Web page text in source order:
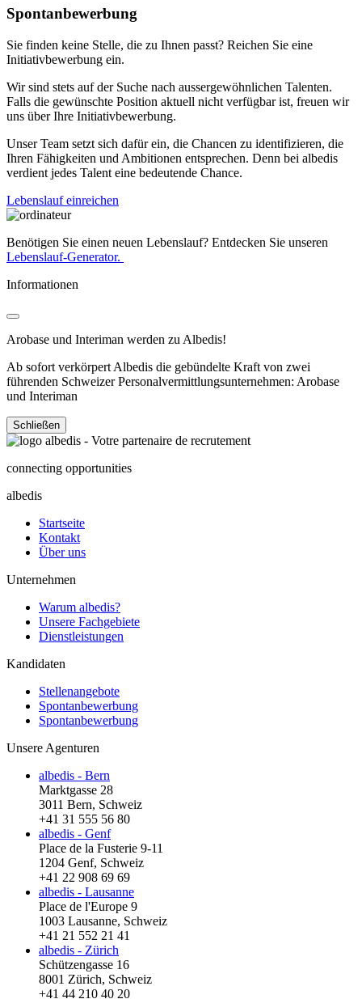
Spontanbewerbung
Sie finden keine Stelle, die zu Ihnen passt? Reichen Sie eine
Initiativbewerbung ein.
Wir sind stets auf der Suche nach aussergewöhnlichen Talenten.
Falls die gewünschte Position aktuell nicht verfügbar ist, freuen wir
uns über Ihre Initiativbewerbung.
Unser Team setzt sich dafür ein, die Chancen zu identifizieren, die
Ihren Fähigkeiten und Ambitionen entsprechen. Denn bei albedis
verdient jedes Talent eine bedeutende Chance.
Lebenslauf einreichen
Benötigen Sie einen neuen Lebenslauf? Entdecken Sie unseren
Lebenslauf-Generator.
Informationen
Arobase und Interiman werden zu Albedis!
Ab sofort verkörpert Albedis die gebündelte Kraft von zwei
führenden Schweizer Personalvermittlungsunternehmen: Arobase
und Interiman
Schließen
connecting opportunities
albedis
Startseite
Kontakt
Über uns
Unternehmen
Warum albedis?
Unsere Fachgebiete
Dienstleistungen
Kandidaten
Stellenangebote
Spontanbewerbung
Spontanbewerbung
Unsere Agenturen
albedis - Bern
Marktgasse 28
3011 Bern, Schweiz
+41 31 555 56 80
albedis - Genf
Place de la Fusterie 9-11
1204 Genf, Schweiz
+41 22 908 69 69
albedis - Lausanne
Place de l'Europe 9
1003 Lausanne, Schweiz
+41 21 552 21 41
albedis - Zürich
Schützengasse 16
8001 Zürich, Schweiz
+41 44 210 40 20